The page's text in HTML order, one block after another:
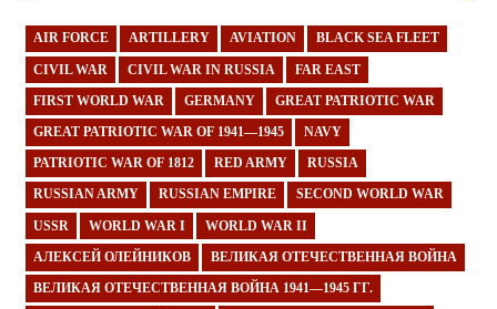
AIR FORCE ARTILLERY AVIATION BLACK SEA FLEET
CIVIL WAR CIVIL WAR IN RUSSIA FAR EAST
FIRST WORLD WAR GERMANY GREAT PATRIOTIC WAR
GREAT PATRIOTIC WAR OF 1941—1945 NAVY
PATRIOTIC WAR OF 1812 RED ARMY RUSSIA
RUSSIAN ARMY RUSSIAN EMPIRE SECOND WORLD WAR
USSR WORLD WAR I WORLD WAR II
АЛЕКСЕЙ ОЛЕЙНИКОВ ВЕЛИКАЯ ОТЕЧЕСТВЕННАЯ ВОЙНА
ВЕЛИКАЯ ОТЕЧЕСТВЕННАЯ ВОЙНА 1941—1945 ГГ.